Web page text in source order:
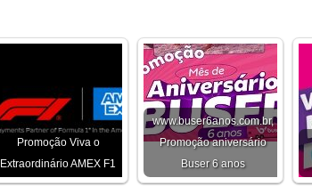
Promoção Viva o
Extraordinário AMEX F1
www.buser6anos.com.br,
Promoção aniversário
Buser 6 anos